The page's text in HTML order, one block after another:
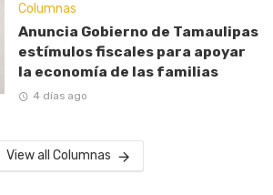
Columnas
Anuncia Gobierno de Tamaulipas
estímulos fiscales para apoyar
la economía de las familias
4 días ago
View all Columnas